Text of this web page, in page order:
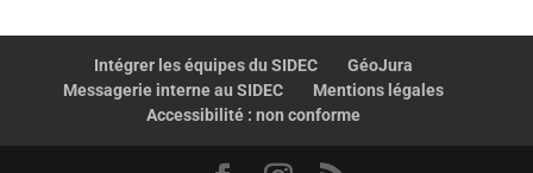
Intégrer les équipes du SIDEC
GéoJura
Messagerie interne au SIDEC
Mentions légales
Accessibilité : non conforme